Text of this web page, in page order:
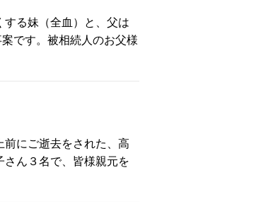
る妹（全血）と、父は
です。被相続人のお父様
にご逝去をされた、高
ん３名で、皆様親元を